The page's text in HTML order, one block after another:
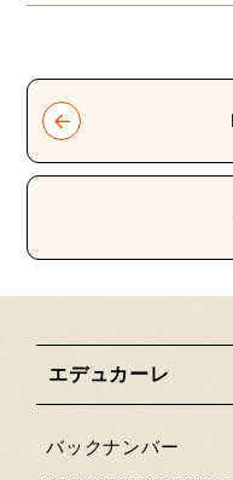
エデュカーレ
バックナンバー